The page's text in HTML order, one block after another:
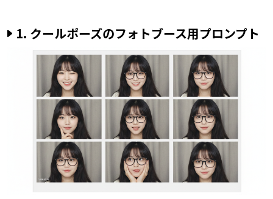
1. クールポーズのフォトブース用プロンプト